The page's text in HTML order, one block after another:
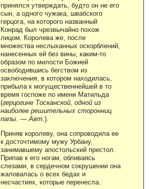
принялся утверждать, будто он не его
сын, а одного чужака, швабского
герцога, на которого названный
Конрад был чрезвычайно похож
лицом. Королева же, после
множества неслыханных оскорблений,
нанесенных ей без вины, каким-то
образом по милости Божией
освободившись бегством из
заключения, в котором находилась,
прибыла к могущественнейшей в то
время госпоже по имени Матильда
(герцогине Тосканской, одной из
наиболее решительных сторонниц
папы. — Авт. ).
Приняв королеву, она сопроводила ее
к досточтимому мужу Урбану,
занимавшему апостольский престол.
Припав к его ногам, обливаясь
слезами, в сердечном сокрушении она
жаловалась о всех бедах и
несчастиях, которые перенесла.